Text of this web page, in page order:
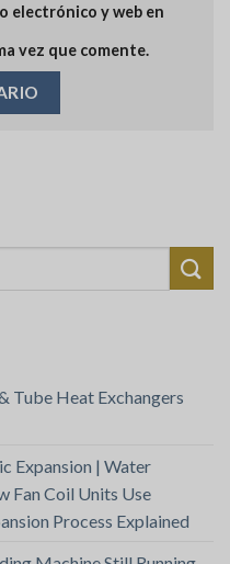
electrónico y web en
vez que comente.
Tube Heat Exchangers
Expansion | Water
Fan Coil Units Use
Process Explained